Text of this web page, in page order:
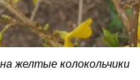
желтые колокольчики